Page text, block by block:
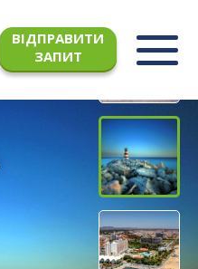
ВІДПРАВИТИ
ЗАПИТ